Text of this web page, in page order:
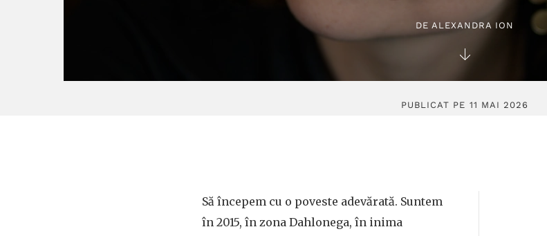
DE ALEXANDRA ION
PUBLICAT PE 11 MAI 2026
Să începem cu o poveste adevărată. Suntem
în 2015, în zona Dahlonega, în inima